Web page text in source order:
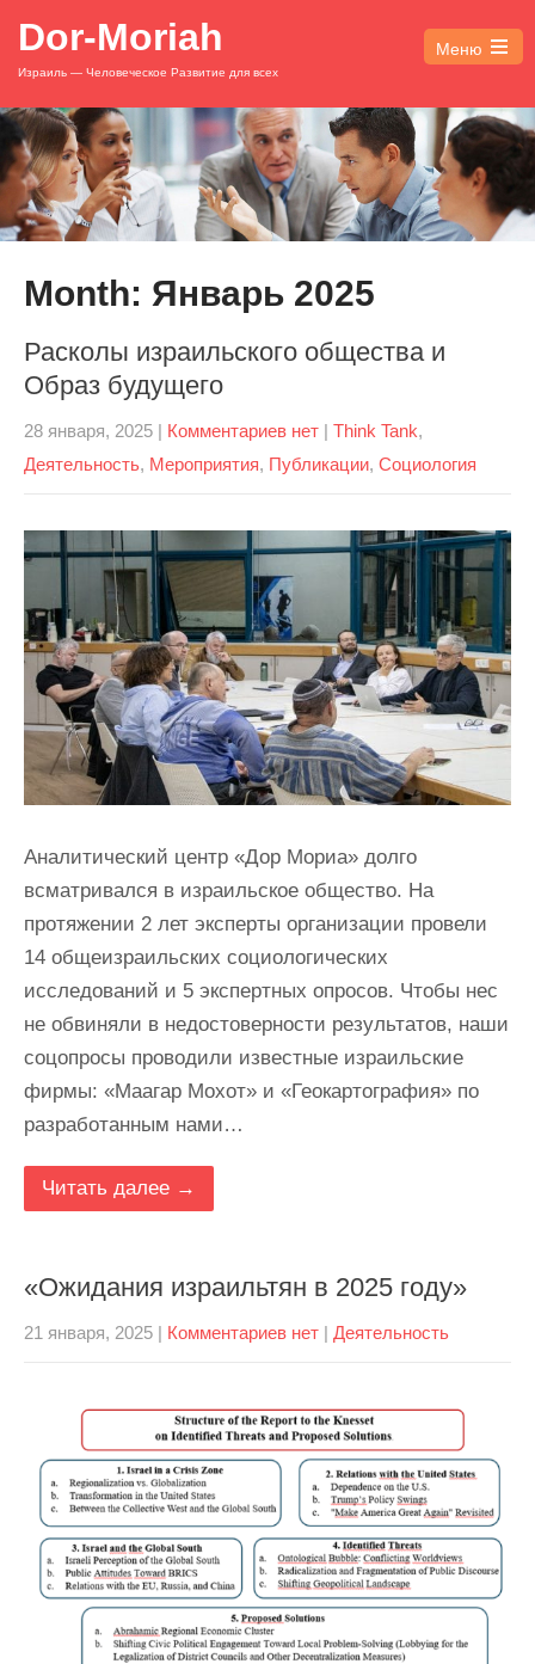
Dor-Moriah
Израиль — Человеческое Развитие для всех
Меню
Open
main
menu
Month: Январь 2025
Расколы израильского общества и
Образ будущего
28 января, 2025 | Комментариев нет | Think Tank,
Деятельность, Мероприятия, Публикации, Социология
Аналитический центр «Дор Мориа» долго
всматривался в израильское общество. На
протяжении 2 лет эксперты организации провели
14 общеизраильских социологических
исследований и 5 экспертных опросов. Чтобы нес
не обвиняли в недостоверности результатов, наши
соцопросы проводили известные израильские
фирмы: «Маагар Мохот» и «Геокартография» по
разработанным нами…
Читать далее →
«Ожидания израильтян в 2025 году»
21 января, 2025 | Комментариев нет | Деятельность